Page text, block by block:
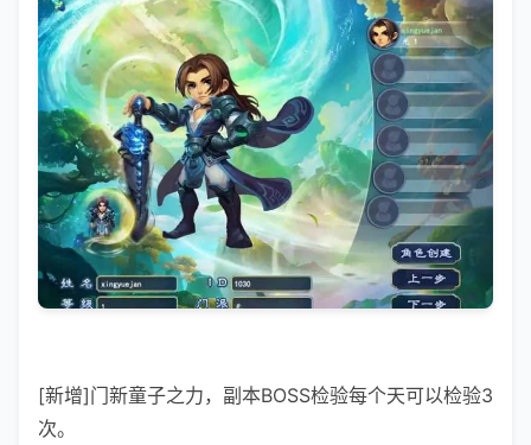
[新增]门新童子之力，副本BOSS检验每个天可以检验3
次。